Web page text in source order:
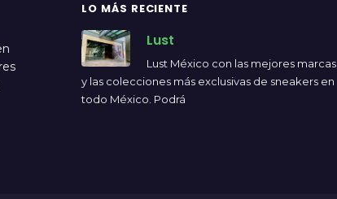
LO MÁS RECIENTE
Lust
Lust México con las mejores marcas
y las colecciones más exclusivas de sneakers en
todo México. Podrá